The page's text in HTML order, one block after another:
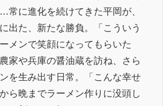
常に進化を続けてきた平岡が、
出た、新たな勝負。「こういう
メンで笑顔になってもらいた
家や兵庫の醤油蔵を訪ね、さら
を生み出す日常。「こんな幸せ
ら晩までラーメン作りに没頭し